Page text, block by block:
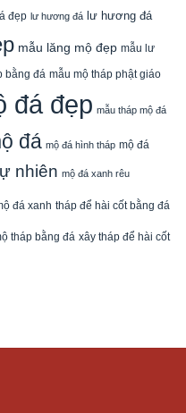
đẹp lư hương đá lư hương đá
mẫu lăng mộ đẹp mẫu lư
bằng đá mẫu mộ tháp phật giáo
đá đẹp mẫu tháp mộ đá
đá mộ đá hình tháp mộ đá
nhiên mộ đá xanh rêu
đá xanh tháp để hài cốt bằng đá
tháp bằng đá xây tháp để hài cốt